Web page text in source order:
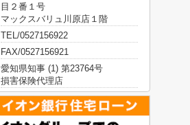
目２番１号
マックスバリュ川原店１階
TEL/0527156922
FAX/0527156921
愛知県知事 (1) 第23764号
損害保険代理店